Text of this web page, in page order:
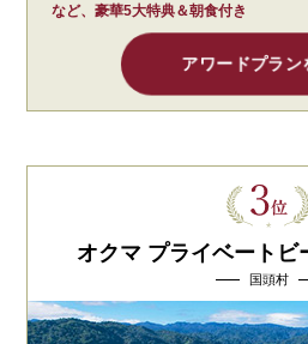
など、豪華5大特典＆朝食付き
アワードプラン
オクマ プライベートビ
国頭村